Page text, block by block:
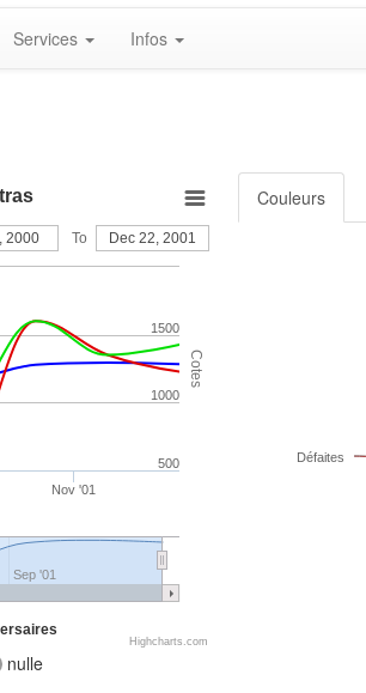
Services Infos
2000 To Dec 22, 2001
Cotes
Nov '01
Sep '01
1000
500
1500
Highcharts.com
nulle
Couleurs
Défaites